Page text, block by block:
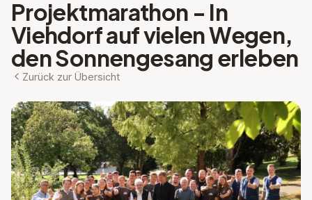
Projektmarathon - In
Viehdorf auf vielen Wegen,
den Sonnengesang erleben
Zurück zur Übersicht